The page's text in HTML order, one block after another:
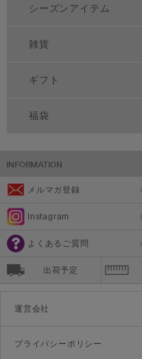
シーズンアイテム
雑貨
ギフト
福袋
メルマガ登録
Instagram
よくあるご質問
出荷予定
運営会社
プライバシーポリシー